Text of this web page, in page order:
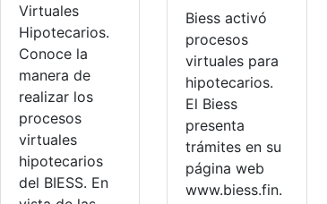
Virtuales
Hipotecarios.
Conoce la
manera de
realizar los
procesos
virtuales
hipotecarios
del BIESS. En
Biess activó
procesos
virtuales para
hipotecarios.
El Biess
presenta
trámites en su
página web
www.biess.fin.